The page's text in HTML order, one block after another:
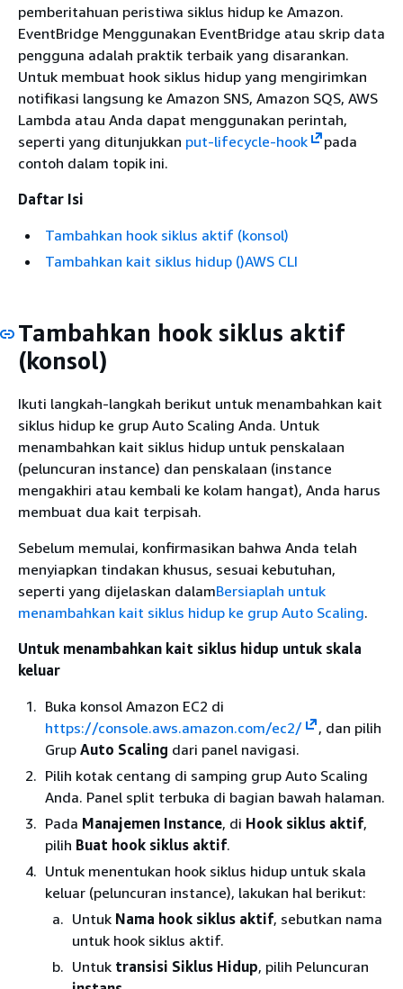
pemberitahuan peristiwa siklus hidup ke Amazon.
EventBridge Menggunakan EventBridge atau skrip data
pengguna adalah praktik terbaik yang disarankan.
Untuk membuat hook siklus hidup yang mengirimkan
notifikasi langsung ke Amazon SNS, Amazon SQS, AWS
Lambda atau Anda dapat menggunakan perintah,
seperti yang ditunjukkan put-lifecycle-hook
pada
contoh dalam topik ini.
Daftar Isi
Tambahkan hook siklus aktif (konsol)
Tambahkan kait siklus hidup ()AWS CLI
Tambahkan hook siklus aktif
(konsol)
Ikuti langkah-langkah berikut untuk menambahkan kait
siklus hidup ke grup Auto Scaling Anda. Untuk
menambahkan kait siklus hidup untuk penskalaan
(peluncuran instance) dan penskalaan (instance
mengakhiri atau kembali ke kolam hangat), Anda harus
membuat dua kait terpisah.
Sebelum memulai, konfirmasikan bahwa Anda telah
menyiapkan tindakan khusus, sesuai kebutuhan,
seperti yang dijelaskan dalamBersiaplah untuk
menambahkan kait siklus hidup ke grup Auto Scaling.
Untuk menambahkan kait siklus hidup untuk skala
keluar
Buka konsol Amazon EC2 di
https://console.aws.amazon.com/ec2/
, dan pilih
Grup Auto Scaling dari panel navigasi.
Pilih kotak centang di samping grup Auto Scaling
Anda. Panel split terbuka di bagian bawah halaman.
Pada Manajemen Instance, di Hook siklus aktif,
pilih Buat hook siklus aktif.
Untuk menentukan hook siklus hidup untuk skala
keluar (peluncuran instance), lakukan hal berikut:
Untuk Nama hook siklus aktif, sebutkan nama
untuk hook siklus aktif.
Untuk transisi Siklus Hidup, pilih Peluncuran